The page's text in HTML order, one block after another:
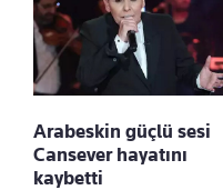
Arabeskin güçlü sesi
Cansever hayatını
kaybetti